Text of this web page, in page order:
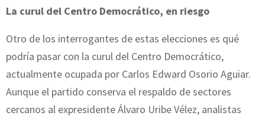
La curul del Centro Democrático, en riesgo
Otro de los interrogantes de estas elecciones es qué
podría pasar con la curul del Centro Democrático,
actualmente ocupada por Carlos Edward Osorio Aguiar.
Aunque el partido conserva el respaldo de sectores
cercanos al expresidente Álvaro Uribe Vélez, analistas